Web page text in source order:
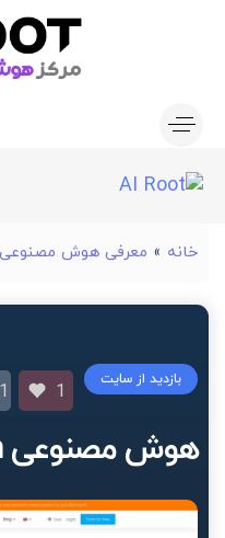
خانه » معرفی هوش مصنوعی
هوش مصنوعی neuro-flash.com
بازدید از سایت
1